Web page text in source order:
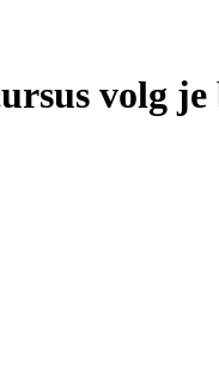
volg